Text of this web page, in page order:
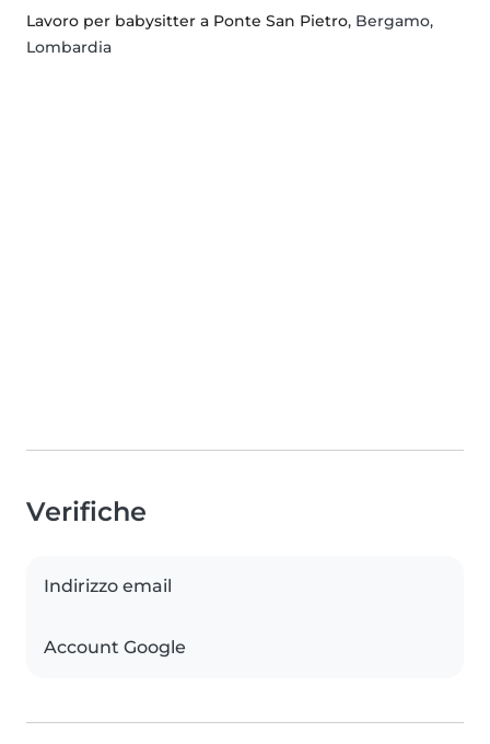
Lavoro per babysitter a Ponte San Pietro, Bergamo,
Lombardia
Verifiche
Indirizzo email
Account Google